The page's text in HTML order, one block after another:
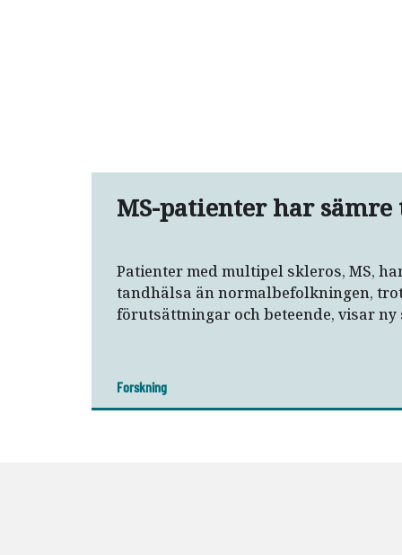
MS-patienter har sämre
Patienter med multipel skleros, MS,
tandhälsa än normalbefolkningen,
förutsättningar och beteende, visar ny
Forskning